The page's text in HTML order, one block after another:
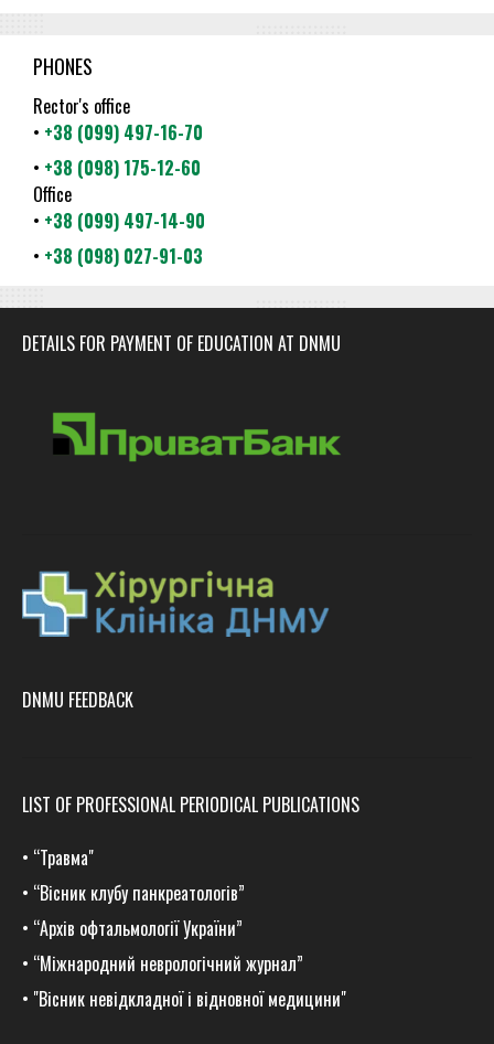
PHONES
Rector's office
• +38 (099) 497-16-70
• +38 (098) 175-12-60
Office
• +38 (099) 497-14-90
• +38 (098) 027-91-03
DETAILS FOR PAYMENT OF EDUCATION AT DNMU
DNMU FEEDBACK
LIST OF PROFESSIONAL PERIODICAL PUBLICATIONS
• “Травма"
• “Вісник клубу панкреатологів”
• “Архів офтальмології України”
• “Міжнародний неврологічний журнал”
• "Вісник невідкладної і відновної медицини"